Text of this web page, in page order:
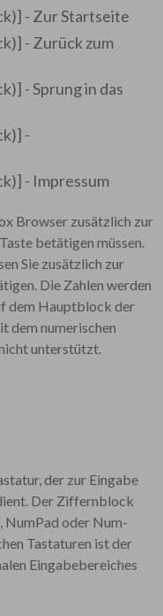
- Zur Startseite
- Zurück zum
- Sprung in das
-
- Impressum
Browser zusätzlich zur
betätigen müssen.
Sie zusätzlich zur
Die Zahlen werden
dem Hauptblock der
dem numerischen
unterstützt.
der zur Eingabe
Der Ziffernblock
NumPad oder Num-
Tastaturen ist der
Eingabebereiches